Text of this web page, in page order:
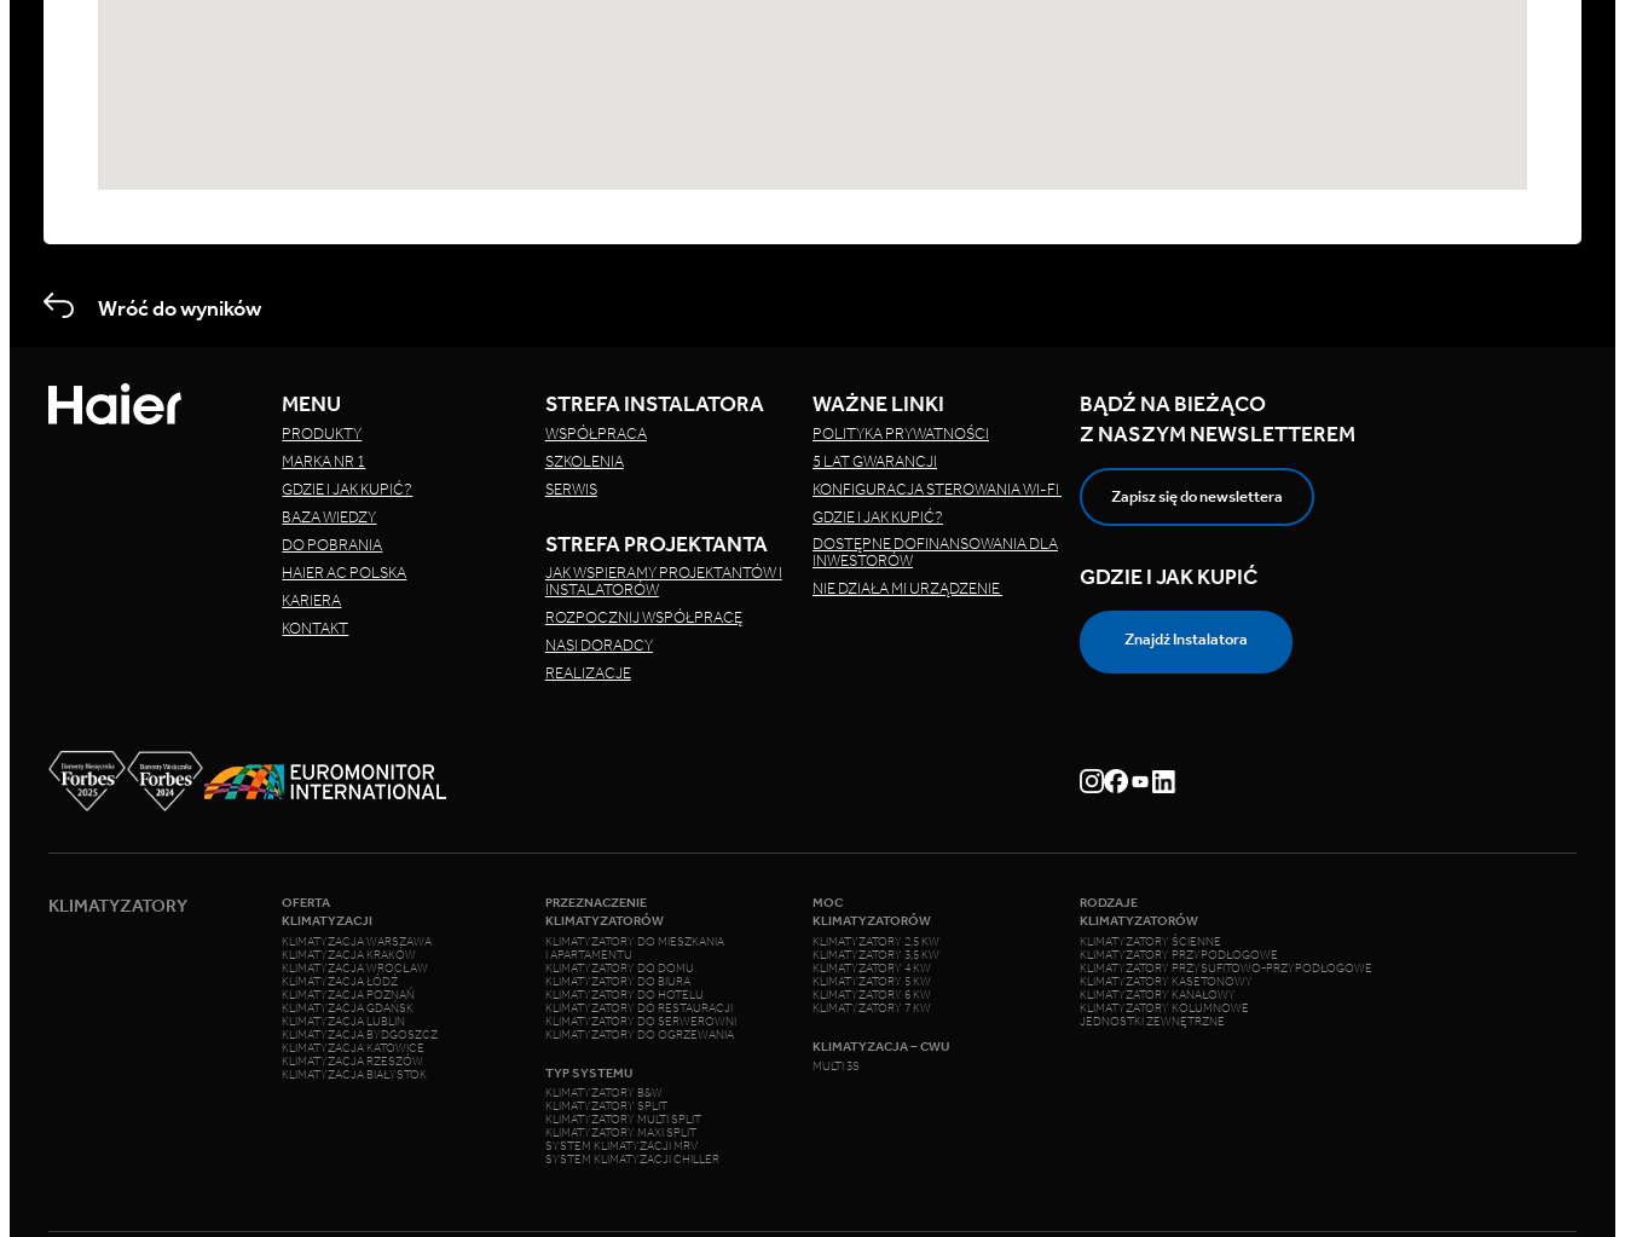
Wróć do wyników
MENU
PRODUKTY
MARKA NR 1
GDZIE I JAK KUPIĆ?
BAZA WIEDZY
DO POBRANIA
HAIER AC POLSKA
KARIERA
KONTAKT
STREFA INSTALATORA
WSPÓŁPRACA
SZKOLENIA
SERWIS
STREFA PROJEKTANTA
JAK WSPIERAMY PROJEKTANTÓW I
INSTALATORÓW
ROZPOCZNIJ WSPÓŁPRACĘ
NASI DORADCY
REALIZACJE
WAŻNE LINKI
POLITYKA PRYWATNOŚCI
5 LAT GWARANCJI
KONFIGURACJA STEROWANIA WI-FI
GDZIE I JAK KUPIĆ?
DOSTĘPNE DOFINANSOWANIA DLA
INWESTORÓW
NIE DZIAŁA MI URZĄDZENIE
BĄDŹ NA BIEŻĄCO
Z NASZYM NEWSLETTEREM
Zapisz się do newslettera
GDZIE I JAK KUPIĆ
Znajdź Instalatora
KLIMATYZATORY
OFERTA
KLIMATYZACJI
KLIMATYZACJA WARSZAWA
KLIMATYZACJA KRAKÓW
KLIMATYZACJA WROCŁAW
KLIMATYZACJA ŁÓDŹ
KLIMATYZACJA POZNAŃ
KLIMATYZACJA GDAŃSK
KLIMATYZACJA LUBLIN
KLIMATYZACJA BYDGOSZCZ
KLIMATYZACJA KATOWICE
KLIMATYZACJA RZESZÓW
KLIMATYZACJA BIAŁYSTOK
PRZEZNACZENIE
KLIMATYZATORÓW
KLIMATYZATORY DO MIESZKANIA
I APARTAMENTU
KLIMATYZATORY DO DOMU
KLIMATYZATORY DO BIURA
KLIMATYZATORY DO HOTELU
KLIMATYZATORY DO RESTAURACJI
KLIMATYZATORY DO SERWEROWNI
KLIMATYZATORY DO OGRZEWANIA
TYP SYSTEMU
KLIMATYZATORY B&W
KLIMATYZATORY SPLIT
KLIMATYZATORY MULTI SPLIT
KLIMATYZATORY MAXI SPLIT
SYSTEM KLIMATYZACJI MRV
SYSTEM KLIMATYZACJI CHILLER
MOC
KLIMATYZATORÓW
KLIMATYZATORY 2,5 KW
KLIMATYZATORY 3,5 KW
KLIMATYZATORY 4 KW
KLIMATYZATORY 5 KW
KLIMATYZATORY 6 KW
KLIMATYZATORY 7 KW
KLIMATYZACJA – CWU
MULTI 3S
RODZAJE
KLIMATYZATORÓW
KLIMATYZATORY ŚCIENNE
KLIMATYZATORY PRZYPODŁOGOWE
KLIMATYZATORY PRZYSUFITOWO-PRZYPODŁOGOWE
KLIMATYZATORY KASETONOWY
KLIMATYZATORY KANAŁOWY
KLIMATYZATORY KOLUMNOWE
JEDNOSTKI ZEWNĘTRZNE